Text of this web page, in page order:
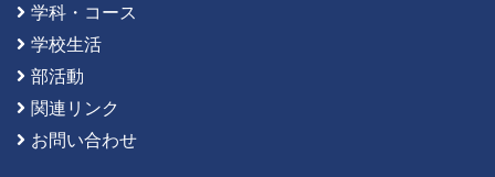
学科・コース
学校生活
部活動
関連リンク
お問い合わせ